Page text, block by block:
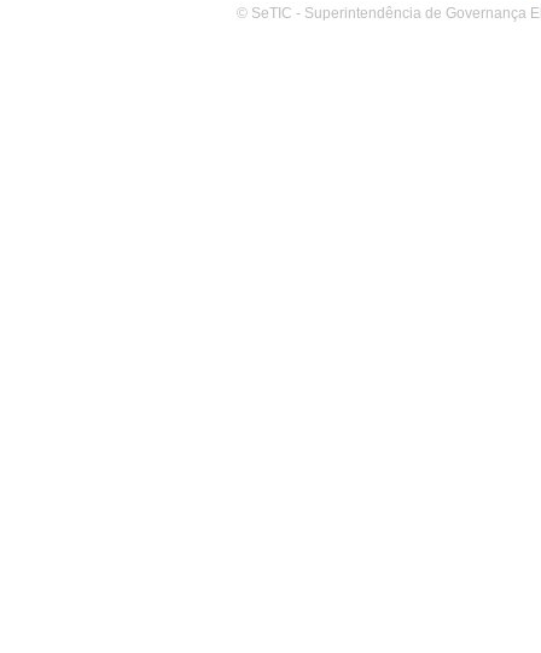
© SeTIC - Superintendência de Governança